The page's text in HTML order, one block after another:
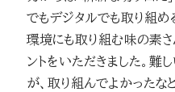
でもデジタルでも取り組め
環境にも取り組む味の素さ
ントをいただきました。難
が、取り組んでよかったな